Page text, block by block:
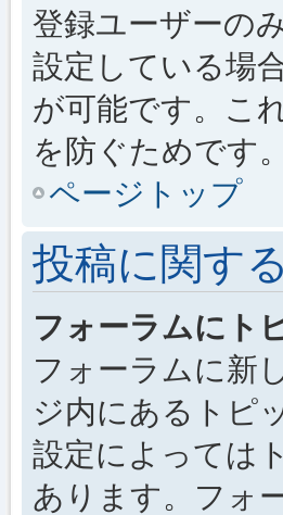
登録ユーザーの
設定している場
が可能です。こ
を防ぐためです。
ページトップ
投稿に関す
フォーラムにト
フォーラムに新
ジ内にあるトピ
設定によっては
あります。フォ